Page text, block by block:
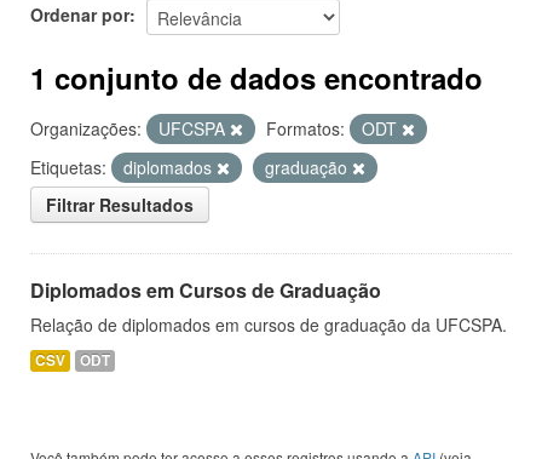
Ordenar por
1 conjunto de dados encontrado
Organizações: UFCSPA Formatos:
ODT
Etiquetas:
diplomados
graduação
Filtrar Resultados
Diplomados em Cursos de Graduação
Relação de diplomados em cursos de graduação da UFCSPA.
CSV ODT